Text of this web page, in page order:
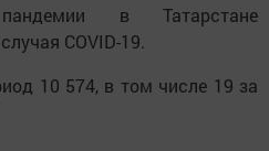
в Татарстане
COVID-19.
10 574, в том числе 19 за